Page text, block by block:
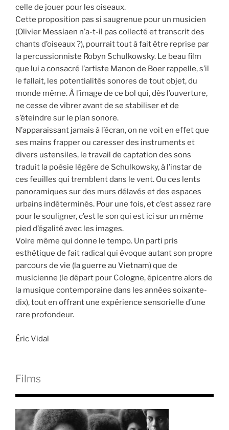
celle de jouer pour les oiseaux.
Cette proposition pas si saugrenue pour un musicien
(Olivier Messiaen n’a-t-il pas collecté et transcrit des
chants d’oiseaux ?), pourrait tout à fait être reprise par
la percussionniste Robyn Schulkowsky. Le beau film
que lui a consacré l’artiste Manon de Boer rappelle, s’il
le fallait, les potentialités sonores de tout objet, du
monde même. À l’image de ce bol qui, dès l’ouverture,
ne cesse de vibrer avant de se stabiliser et de
s’éteindre sur le plan sonore.
N’apparaissant jamais à l’écran, on ne voit en effet que
ses mains frapper ou caresser des instruments et
divers ustensiles, le travail de captation des sons
traduit la poésie légère de Schulkowsky, à l’instar de
ces feuilles qui tremblent dans le vent. Ou ces lents
panoramiques sur des murs délavés et des espaces
urbains indéterminés. Pour une fois, et c’est assez rare
pour le souligner, c’est le son qui est ici sur un même
pied d’égalité avec les images.
Voire même qui donne le tempo. Un parti pris
esthétique de fait radical qui évoque autant son propre
parcours de vie (la guerre au Vietnam) que de
musicienne (le départ pour Cologne, épicentre alors de
la musique contemporaine dans les années soixante-
dix), tout en offrant une expérience sensorielle d’une
rare profondeur.
Éric Vidal
Films